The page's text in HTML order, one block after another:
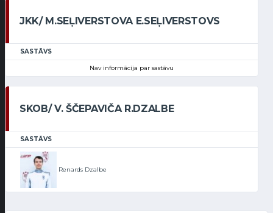
JKK/ M.SEĻIVERSTOVA E.SEĻIVERSTOVS
SASTĀVS
Nav informācija par sastāvu
SKOB/ V. ŠČEPAVIČA R.DZALBE
SASTĀVS
Renards Dzalbe